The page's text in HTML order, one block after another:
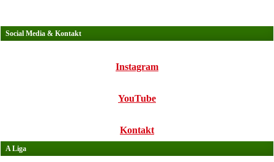
Social Media & Kontakt
Instagram
YouTube
Kontakt
A Liga